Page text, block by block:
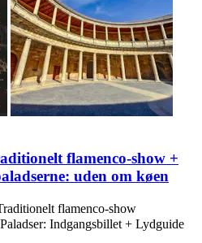
flamenco-show +
uden om køen
flamenco-show
Indgangsbillet + Lydguide